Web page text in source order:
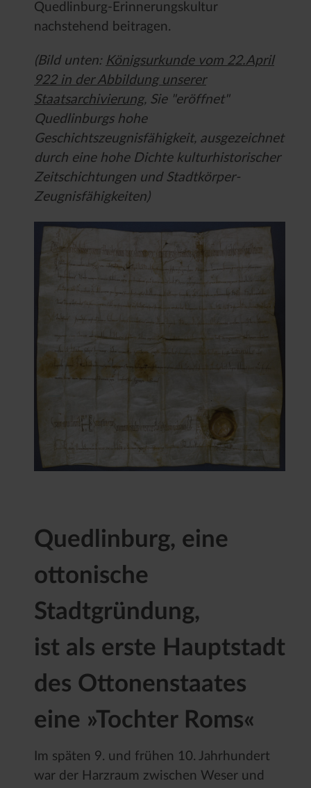
Quedlinburg-Erinnerungskultur
nachstehend beitragen.
(Bild unten: Königsurkunde vom 22.April
922 in der Abbildung unserer
Staatsarchivierung, Sie "eröffnet"
Quedlinburgs hohe
Geschichtszeugnisfähigkeit, ausgezeichnet
durch eine hohe Dichte kulturhistorischer
Zeitschichtungen und Stadtkörper-
Zeugnisfähigkeiten)
Quedlinburg, eine
ottonische
Stadtgründung,
ist als erste Hauptstadt
des Ottonenstaates
eine »Tochter Roms«
Im späten 9. und frühen 10. Jahrhundert
war der Harzraum zwischen Weser und